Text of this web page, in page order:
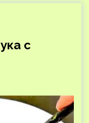
с